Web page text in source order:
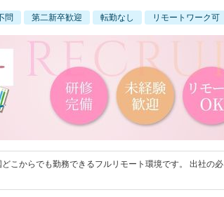
問 第二新卒歓迎 転勤なし リモートワーク可
こからでも勤務できるフルリモート環境です。 出社の必